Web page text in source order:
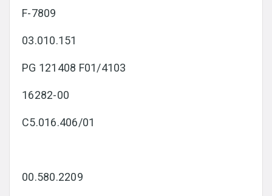
F-7809
03.010.151
PG 121408 F01/4103
16282-00
C5.016.406/01
00.580.2209